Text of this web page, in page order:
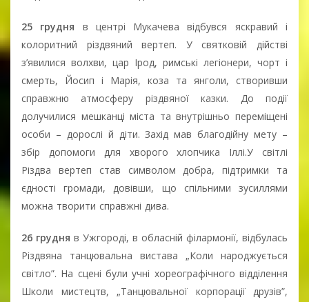
25 грудня в центрі Мукачевa відбувся яскравий і
колоритний різдвяний вертеп. У святковій дійстві
з’явилися волхви, цар Ірод, римські легіонери, чорт і
смерть, Йосип і Марія, коза та янголи, створивши
справжню атмосферу різдвяної казки. До події
долучилися мешканці міста та внутрішньо переміщені
особи – дорослі й діти. Захід мав благодійну мету –
збір допомоги для хворого хлопчика Іллі.У світлі
Різдва вертеп став символом добра, підтримки та
єдності громади, довівши, що спільними зусиллями
можна творити справжні дива.
26 грудня в Ужгороді, в обласній філармонії, відбулась
Різдвяна танцювальна вистава „Коли народжується
світло”. На сцені були учні хореографічного відділення
Школи мистецтв, „Танцювальної корпорації друзів”,